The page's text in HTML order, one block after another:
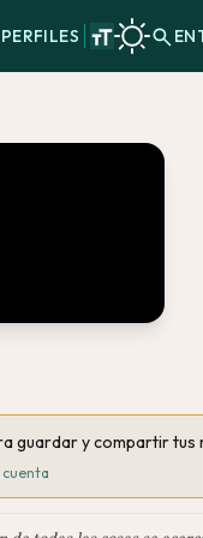
PERFILES
guardar y compartir tus